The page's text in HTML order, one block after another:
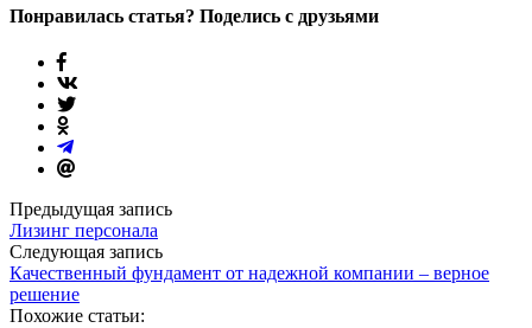
Понравилась статья? Поделись с друзьями
Предыдущая запись
Лизинг персонала
Следующая запись
Качественный фундамент от надежной компании – верное
решение
Похожие статьи: